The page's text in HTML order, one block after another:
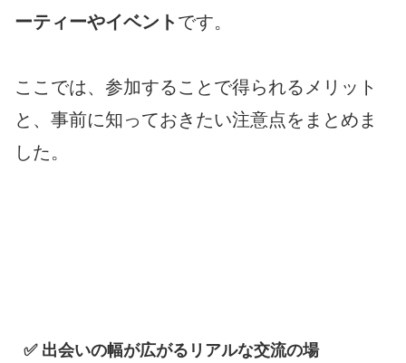
ーティーやイベント です。
ここでは、参加することで得られるメリット
と、事前に知っておきたい注意点をまとめま
した。
✅ 出会いの幅が広がるリアルな交流の場